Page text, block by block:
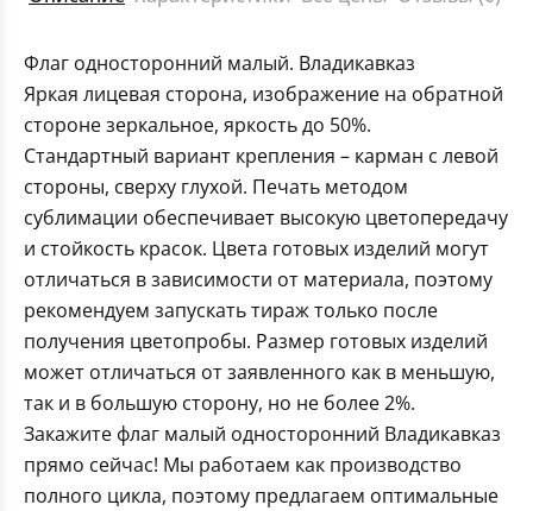
Флаг односторонний малый. Владикавказ
Яркая лицевая сторона, изображение на обратной
стороне зеркальное, яркость до 50%.
Стандартный вариант крепления – карман с левой
стороны, сверху глухой. Печать методом
сублимации обеспечивает высокую цветопередачу
и стойкость красок. Цвета готовых изделий могут
отличаться в зависимости от материала, поэтому
рекомендуем запускать тираж только после
получения цветопробы. Размер готовых изделий
может отличаться от заявленного как в меньшую,
так и в большую сторону, но не более 2%.
Закажите флаг малый односторонний Владикавказ
прямо сейчас! Мы работаем как производство
полного цикла, поэтому предлагаем оптимальные